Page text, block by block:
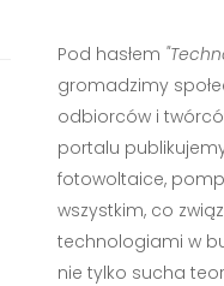
Pod hasłem
gromadzimy
odbiorców i
portalu
fotowoltaice,
wszystkim, co
technologiami w
nie tylko sucha